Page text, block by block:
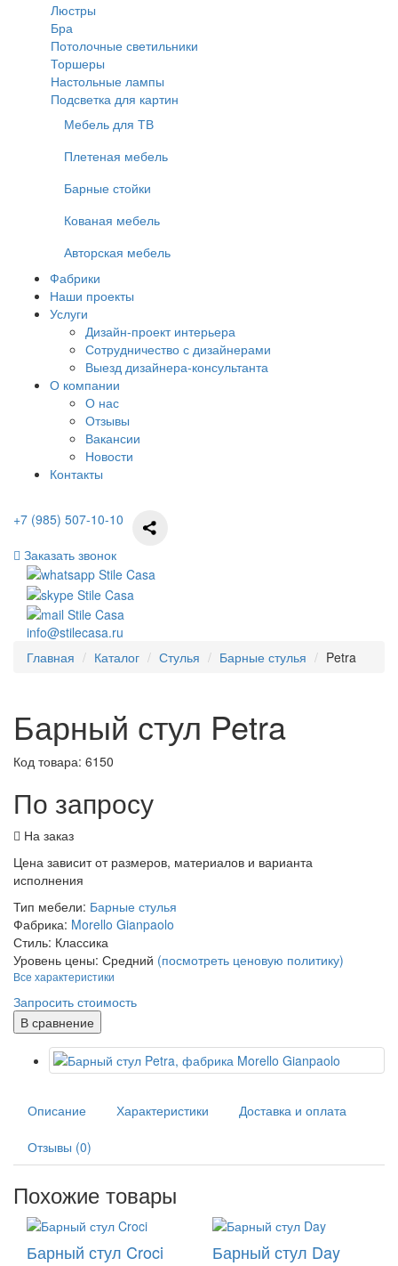
Люстры
Бра
Потолочные светильники
Торшеры
Настольные лампы
Подсветка для картин
Мебель для ТВ
Плетеная мебель
Барные стойки
Кованая мебель
Авторская мебель
Фабрики
Наши проекты
Услуги
Дизайн-проект интерьера
Сотрудничество с дизайнерами
Выезд дизайнера-консультанта
О компании
О нас
Отзывы
Вакансии
Новости
Контакты
+7 (985) 507-10-10
Заказать звонок
info@stilecasa.ru
Главная
Каталог Стулья Барные стулья Petra
Барный стул Petra
Код товара: 6150
По запросу
На заказ
Цена зависит от размеров, материалов и варианта
исполнения
Тип мебели: Барные стулья
Фабрика: Morello Gianpaolo
Стиль: Классика
Уровень цены: Средний (посмотреть ценовую политику)
Все характеристики
Запросить стоимость
В сравнение
Описание Характеристики Доставка и оплата
Отзывы (0)
Похожие товары
Барный стул Croci Барный стул Day